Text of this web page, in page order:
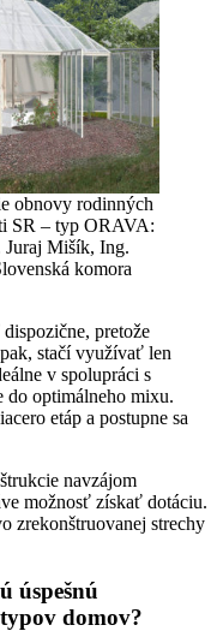
obnovy rodinných
SR – typ ORAVA:
Juraj Mišík, Ing.
komora
pretože
stačí využívať len
v spolupráci s
optimálneho mixu.
etáp a postupne sa
navzájom
možnosť získať dotáciu.
zrekonštruovanej strechy
úspešnú
domov?